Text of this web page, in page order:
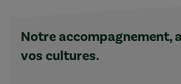
Notre accompagnement,
vos cultures.